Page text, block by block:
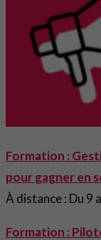
Formation :
pour gagner en
À distance : Du 9
Formation :